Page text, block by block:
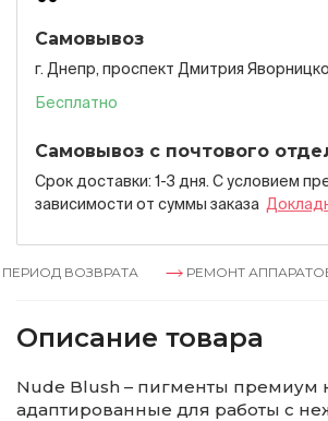
Самовывоз
г. Днепр, проспект Дмитрия
Бесплатно
Самовывоз с почтового
Срок доставки: 1-3 дня. С условием
зависимости от суммы заказа
ВОЗВРАТА РЕМОНТ АППАРАТОВ
Описание товара
Nude Blush – пигменты премиум
адаптированные для работы с